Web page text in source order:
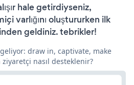
hale getirdiyseniz,
varlığını oluştururken ilk
geldiniz. tebrikler!
draw in, captivate, make
ziyaretçi nasıl desteklenir?